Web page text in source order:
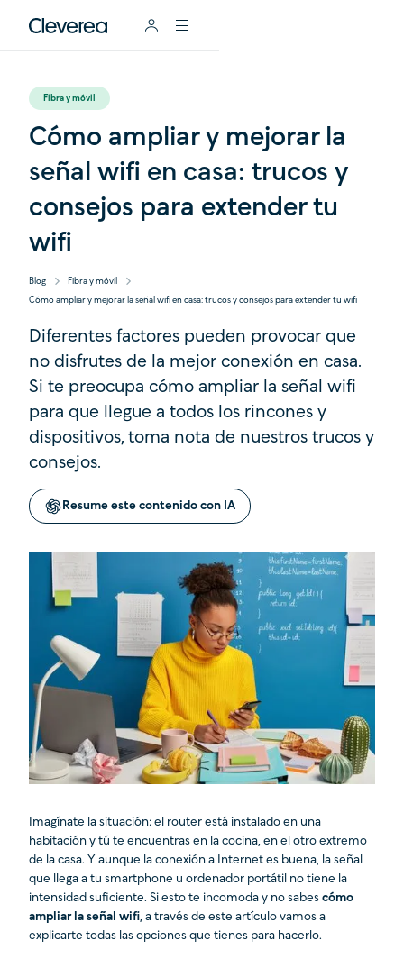
Fibra y móvil
Cómo ampliar y mejorar la
señal wifi en casa: trucos y
consejos para extender tu
wifi
Blog
Fibra y móvil
Cómo ampliar y mejorar la señal wifi en casa: trucos y consejos para extender tu wifi
Diferentes factores pueden provocar que
no disfrutes de la mejor conexión en casa.
Si te preocupa cómo ampliar la señal wifi
para que llegue a todos los rincones y
dispositivos, toma nota de nuestros trucos y
consejos.
Resume este contenido con IA
Imagínate la situación: el router está instalado en una
habitación y tú te encuentras en la cocina, en el otro extremo
de la casa. Y aunque la conexión a Internet es buena, la señal
que llega a tu smartphone u ordenador portátil no tiene la
intensidad suficiente. Si esto te incomoda y no sabes cómo
ampliar la señal wifi, a través de este artículo vamos a
explicarte todas las opciones que tienes para hacerlo.